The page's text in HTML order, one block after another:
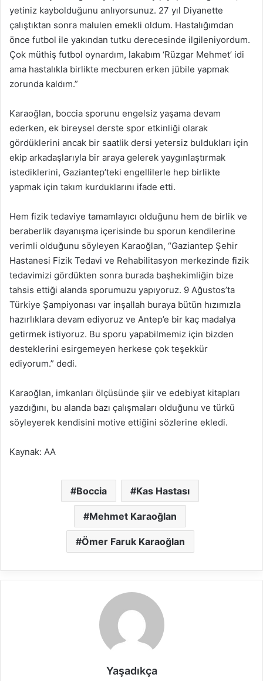
yetiniz kaybolduğunu anlıyorsunuz. 27 yıl Diyanette
çalıştıktan sonra malulen emekli oldum. Hastalığımdan
önce futbol ile yakından tutku derecesinde ilgileniyordum.
Çok müthiş futbol oynardım, lakabım ‘Rüzgar Mehmet’ idi
ama hastalıkla birlikte mecburen erken jübile yapmak
zorunda kaldım.”
Karaoğlan, boccia sporunu engelsiz yaşama devam
ederken, ek bireysel derste spor etkinliği olarak
gördüklerini ancak bir saatlik dersi yetersiz buldukları için
ekip arkadaşlarıyla bir araya gelerek yaygınlaştırmak
istediklerini, Gaziantep’teki engellilerle hep birlikte
yapmak için takım kurduklarını ifade etti.
Hem fizik tedaviye tamamlayıcı olduğunu hem de birlik ve
beraberlik dayanışma içerisinde bu sporun kendilerine
verimli olduğunu söyleyen Karaoğlan, “Gaziantep Şehir
Hastanesi Fizik Tedavi ve Rehabilitasyon merkezinde fizik
tedavimizi gördükten sonra burada başhekimliğin bize
tahsis ettiği alanda sporumuzu yapıyoruz. 9 Ağustos’ta
Türkiye Şampiyonası var inşallah buraya bütün hızımızla
hazırlıklara devam ediyoruz ve Antep’e bir kaç madalya
getirmek istiyoruz. Bu sporu yapabilmemiz için bizden
desteklerini esirgemeyen herkese çok teşekkür
ediyorum.” dedi.
Karaoğlan, imkanları ölçüsünde şiir ve edebiyat kitapları
yazdığını, bu alanda bazı çalışmaları olduğunu ve türkü
söyleyerek kendisini motive ettiğini sözlerine ekledi.
Kaynak: AA
Boccia Kas Hastası
Mehmet Karaoğlan
Ömer Faruk Karaoğlan
Yaşadıkça